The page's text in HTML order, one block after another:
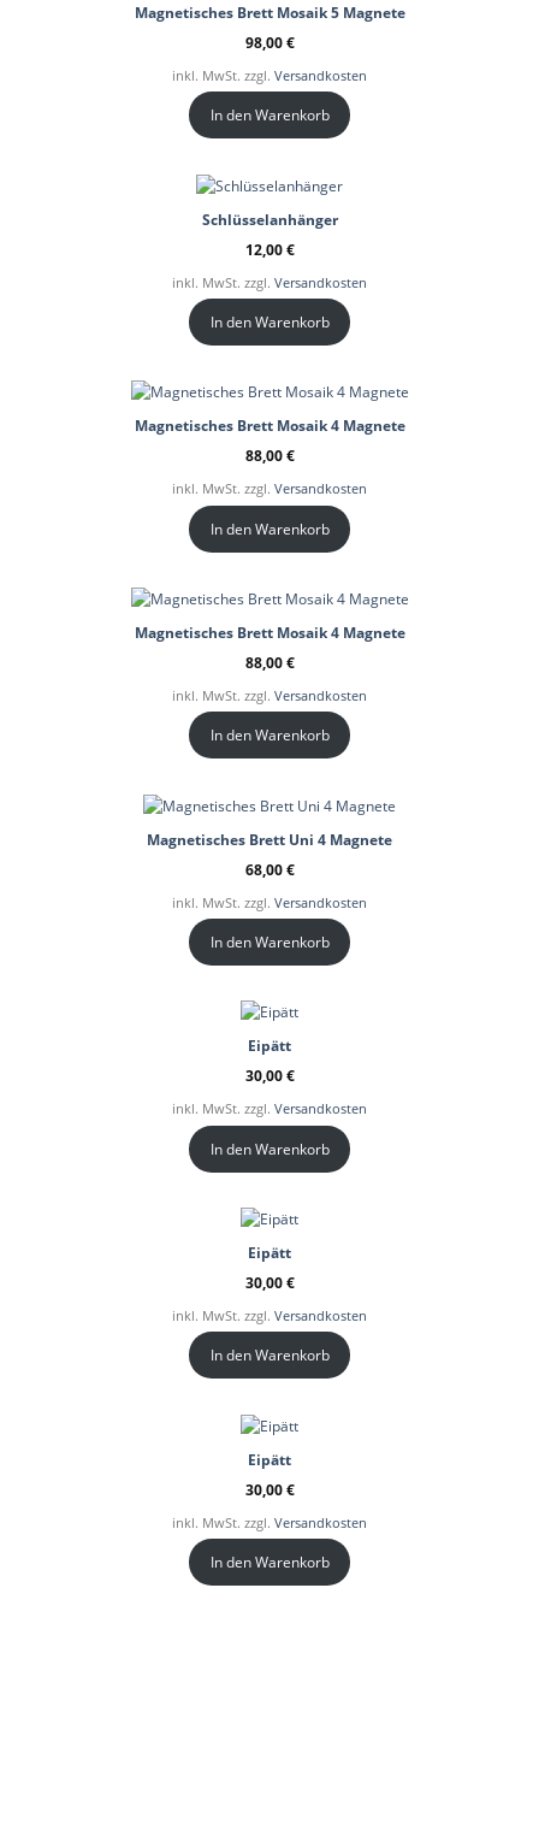
Magnetisches Brett Mosaik 5 Magnete
98,00€
inkl. MwSt. zzgl. Versandkosten
In den Warenkorb
Schlüsselanhänger
12,00€
inkl. MwSt. zzgl. Versandkosten
In den Warenkorb
Magnetisches Brett Mosaik 4 Magnete
88,00€
inkl. MwSt. zzgl. Versandkosten
In den Warenkorb
Magnetisches Brett Mosaik 4 Magnete
88,00€
inkl. MwSt. zzgl. Versandkosten
In den Warenkorb
Magnetisches Brett Uni 4 Magnete
68,00€
inkl. MwSt. zzgl. Versandkosten
In den Warenkorb
Eipätt
30,00€
inkl. MwSt. zzgl. Versandkosten
In den Warenkorb
Eipätt
30,00€
inkl. MwSt. zzgl. Versandkosten
In den Warenkorb
Eipätt
30,00€
inkl. MwSt. zzgl. Versandkosten
In den Warenkorb